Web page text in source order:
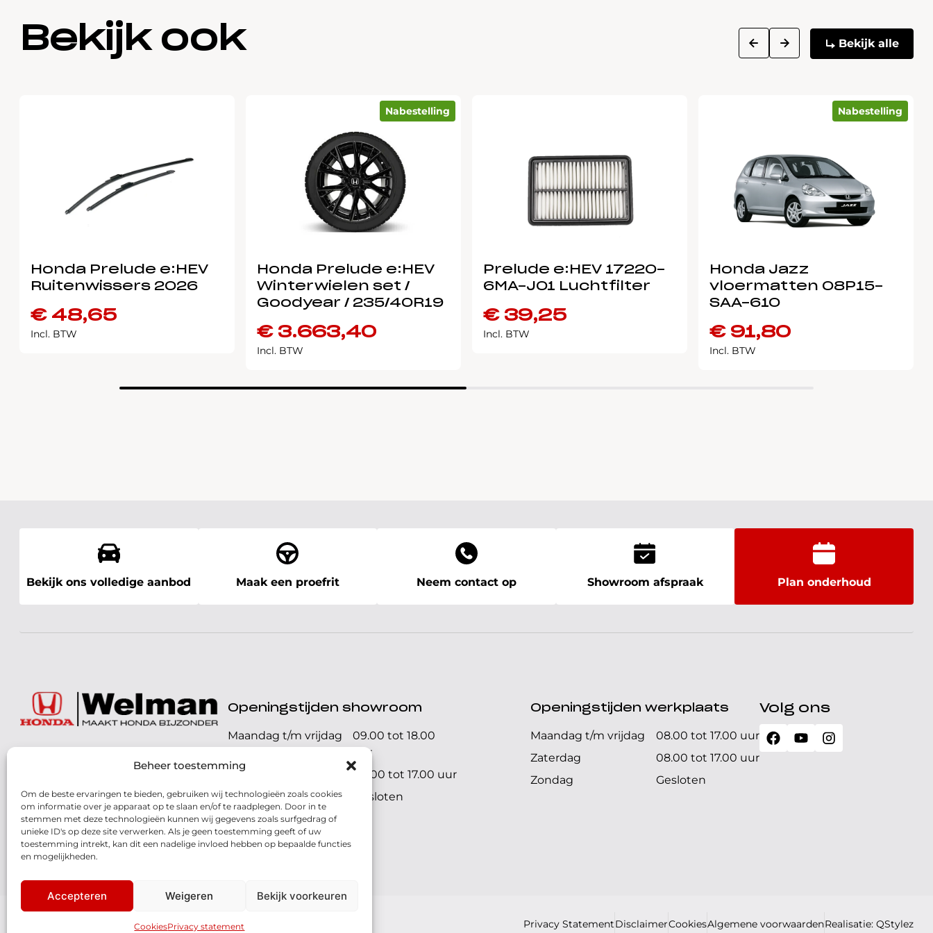
Beheer toestemming
Om de beste ervaringen te bieden, gebruiken wij technologieën zoals cookies
om informatie over je apparaat op te slaan en/of te raadplegen. Door in te
stemmen met deze technologieën kunnen wij gegevens zoals surfgedrag of
unieke ID's op deze site verwerken. Als je geen toestemming geeft of uw
toestemming intrekt, kan dit een nadelige invloed hebben op bepaalde functies
en mogelijkheden.
Accepteren Weigeren Bekijk voorkeuren
CookiesPrivacy statement
Bekijk ook Bekijk alle
Honda Prelude e:HEV
Ruitenwissers 2026
€48,65
Incl. BTW
Nabestelling
Honda Prelude e:HEV
Winterwielen set /
Goodyear / 235/40R19
€3.663,40
Incl. BTW
Prelude e:HEV 17220-
6MA-J01 Luchtfilter
€39,25
Incl. BTW
Nabestelling
Honda Jazz
vloermatten 08P15-
SAA-610
€91,80
Incl. BTW
prev next
Bekijk ons volledige aanbod Maak een proefrit Neem contact op Showroom afspraak Plan onderhoud
072 - 57 16 9 40
Parelweg 3, 1812 RS
Alkmaar
Routebeschrijving
Openingstijden showroom
Maandag t/m vrijdag
09.00 tot 18.00
uur
Zaterdag
09.00 tot 17.00 uur
Zondag
Gesloten
Openingstijden werkplaats
Maandag t/m vrijdag
08.00 tot 17.00 uur
Zaterdag
08.00 tot 17.00 uur
Zondag
Gesloten
Volg ons
© 2026 - Honda Welman - Dé Honda Dealer van Nederland Privacy StatementDisclaimerCookiesAlgemene voorwaardenRealisatie: QStylez